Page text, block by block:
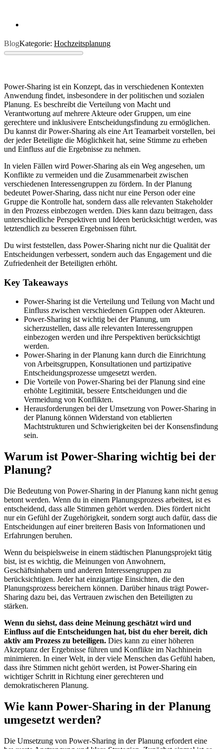
BlogKategorie: Hochzeitsplanung
Power-Sharing ist ein Konzept, das in verschiedenen Kontexten
Anwendung findet, insbesondere in der politischen und sozialen
Planung. Es beschreibt die Verteilung von Macht und
Verantwortung auf mehrere Akteure oder Gruppen, um eine
gerechtere und inklusivere Entscheidungsfindung zu ermöglichen.
Du kannst dir Power-Sharing als eine Art Teamarbeit vorstellen, bei
der jeder Beteiligte die Möglichkeit hat, seine Stimme zu erheben
und Einfluss auf die Ergebnisse zu nehmen.
In vielen Fällen wird Power-Sharing als ein Weg angesehen, um
Konflikte zu vermeiden und die Zusammenarbeit zwischen
verschiedenen Interessengruppen zu fördern. In der Planung
bedeutet Power-Sharing, dass nicht nur eine Person oder eine
Gruppe die Kontrolle hat, sondern dass alle relevanten Stakeholder
in den Prozess einbezogen werden. Dies kann dazu beitragen, dass
unterschiedliche Perspektiven und Ideen berücksichtigt werden, was
letztendlich zu besseren Ergebnissen führt.
Du wirst feststellen, dass Power-Sharing nicht nur die Qualität der
Entscheidungen verbessert, sondern auch das Engagement und die
Zufriedenheit der Beteiligten erhöht.
Key Takeaways
Power-Sharing ist die Verteilung und Teilung von Macht und
Einfluss zwischen verschiedenen Gruppen oder Akteuren.
Power-Sharing ist wichtig bei der Planung, um
sicherzustellen, dass alle relevanten Interessengruppen
einbezogen werden und ihre Perspektiven berücksichtigt
werden.
Power-Sharing in der Planung kann durch die Einrichtung
von Arbeitsgruppen, Konsultationen und partizipative
Entscheidungsprozesse umgesetzt werden.
Die Vorteile von Power-Sharing bei der Planung sind eine
erhöhte Legitimität, bessere Entscheidungen und die
Vermeidung von Konflikten.
Herausforderungen bei der Umsetzung von Power-Sharing in
der Planung können Widerstand von etablierten
Machtstrukturen und Schwierigkeiten bei der Konsensfindung
sein.
Warum ist Power-Sharing wichtig bei der
Planung?
Die Bedeutung von Power-Sharing in der Planung kann nicht genug
betont werden. Wenn du in einem Planungsprozess arbeitest, ist es
entscheidend, dass alle Stimmen gehört werden. Dies fördert nicht
nur ein Gefühl der Zugehörigkeit, sondern sorgt auch dafür, dass die
Entscheidungen auf einer breiteren Basis von Informationen und
Erfahrungen beruhen.
Wenn du beispielsweise in einem städtischen Planungsprojekt tätig
bist, ist es wichtig, die Meinungen von Anwohnern,
Geschäftsinhabern und anderen Interessengruppen zu
berücksichtigen. Jeder hat einzigartige Einsichten, die den
Planungsprozess bereichern können. Darüber hinaus trägt Power-
Sharing dazu bei, das Vertrauen zwischen den Beteiligten zu
stärken.
Wenn du siehst, dass deine Meinung geschätzt wird und
Einfluss auf die Entscheidungen hat, bist du eher bereit, dich
aktiv am Prozess zu beteiligen. Dies kann zu einer höheren
Akzeptanz der Ergebnisse führen und Konflikte im Nachhinein
minimieren. In einer Welt, in der viele Menschen das Gefühl haben,
dass ihre Stimmen nicht gehört werden, ist Power-Sharing ein
wichtiger Schritt in Richtung einer gerechteren und
demokratischeren Planung.
Wie kann Power-Sharing in der Planung
umgesetzt werden?
Die Umsetzung von Power-Sharing in der Planung erfordert eine